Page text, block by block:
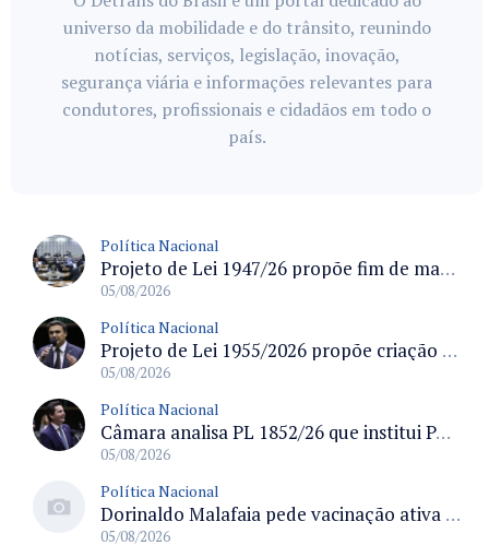
universo da mobilidade e do trânsito, reunindo
notícias, serviços, legislação, inovação,
segurança viária e informações relevantes para
condutores, profissionais e cidadãos em todo o
país.
Política Nacional
Projeto de Lei 1947/26 propõe fim de margens para cartão de crédito e consignado do INSS
05/08/2026
Política Nacional
Projeto de Lei 1955/2026 propõe criação de geração livre de fumo ao restringir venda de vapes a nascidos desde 1º de janeiro de 2009
05/08/2026
Política Nacional
Câmara analisa PL 1852/26 que institui Política Nacional de Gestão de Desempenho e Eficiência para servidores públicos
05/08/2026
Política Nacional
Dorinaldo Malafaia pede vacinação ativa ao Ministério da Saúde para reverter queda na cobertura vacinal no Brasil
05/08/2026